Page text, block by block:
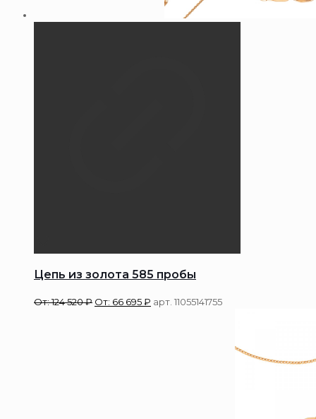
Цепь из золота 585 пробы
От:124 520₽ От: 66 695₽ арт. 11055141755